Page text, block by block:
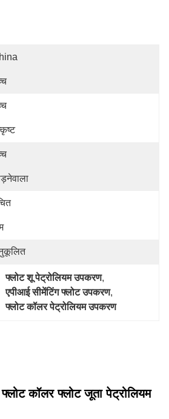
फ्लोट शू पेट्रोलियम उपकरण,
एपीआई सीमेंटिंग फ्लोट उपकरण,
फ्लोट कॉलर पेट्रोलियम उपकरण
कॉलर फ्लोट जूता पेट्रोलियम